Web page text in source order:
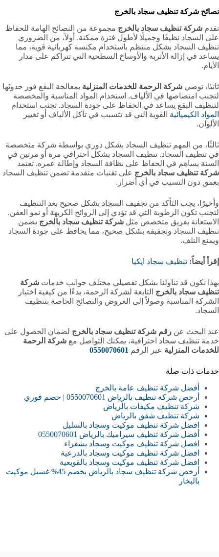
نصائح شركة تنظيف سجاد بالخرج
تقدم شركة تنظيف سجاد بالخرج مجموعة من النصائح الهامة للحفاظ
على السجاد نظيفًا وجميلًا لأطول فترة ممكنة. أولاً، من الضروري
تنظيف السجاد بشكل منتظم باستخدام مكنسة كهربائية قوية، مما
يساعد في إزالة الأتربة والأوساخ السطحية التي تتراكم على مدار
الأيام.
ثانيًا، توصي شركة الرحمة للخدمات المنزلية بمعالجة البقع فور حدوثها
لتجنب امتصاصها في الألياف. استخدام المواد المناسبة والمخصصة
لتنظيف البقع يساعد في الحفاظ على جودة السجاد. تجنب استخدام
المواد الكيميائية القوية التي قد تتسبب في تآكل الألياف أو تغيير
الألوان.
ثالثًا، من المهم تنظيف السجاد بشكل دوري بواسطة شركة متخصصة
في تنظيف السجاد. تنظيف السجاد بشكل احترافي مرة أو مرتين في
السنة يساهم في الحفاظ على نظافة السجاد وإطالة عمره. تعتمد
شركة تنظيف سجاد بالخرج على تقنيات متقدمة تضمن تنظيف السجاد
بعمق دون التسبب في أي أضرار.
وأخيرًا، يجب التأكد من تجفيف السجاد بشكل صحيح بعد التنظيف
لتجنب تكون الرطوبة التي قد تؤدي إلى الروائح الكريهة أو نمو العفن.
الاستعانة بفريق متخصص مثل شركة تنظيف سجاد بالخرج يضمن
تنظيف السجاد وتجفيفه بشكل صحيح، مما يحافظ على جودة السجاد
ويمنع التلف.
إقرأ أيضاً: تنظيف سجاد ايكيا
بهذا نكون قد تناولنا بشكل تفصيلي مختلف جوانب خدمات شركة
تنظيف سجاد بالخرج التابعة لشركة الرحمة، بدءًا من كيفية اختيار
الشركة المناسبة وصولاً إلى العروض والنصائح الخاصة بتنظيف
السجاد.
عند البحث عن رقم شركة تنظيف سجاد بالخرج لضمان الحصول على
خدمة تنظيف سجاد احترافية، يمكنك التواصل مع شركة الرحمة
للخدمات المنزلية عبر الرقم 0550070601
خدمات ذات صلة
أفضل شركة تنظيف عامة بالخرج
أرخص شركة تنظيف بالرياض 0550070601 | خصم فوري
شركة تنظيف مكيفات بالرياض
شركة تنظيف شقق بالرياض
افضل شركة تنظيف موكيت وسجاد بالسليل
أفضل شركة تنظيف سيراميك بالرياض 0550070601
افضل شركة تنظيف موكيت وسجاد بشقراء
افضل شركة تنظيف موكيت وسجاد بالدرعية‏
افضل شركة تنظيف موكيت وسجاد بالقويعية‏
أرخص شركة تنظيف سجاد بالرياض بخصم 45% غسيل موكيت
بالبخار